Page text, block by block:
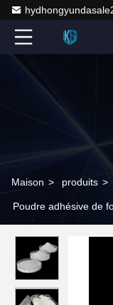
Maison > produits >
Poudre adhésive de